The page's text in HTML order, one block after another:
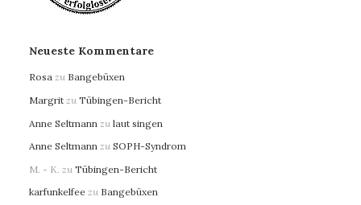
Neueste Kommentare
Rosa zu Bangebüxen
Margrit zu Tübingen-Bericht
Anne Seltmann zu laut singen
Anne Seltmann zu SOPH-Syndrom
M. - K. zu Tübingen-Bericht
karfunkelfee zu Bangebüxen